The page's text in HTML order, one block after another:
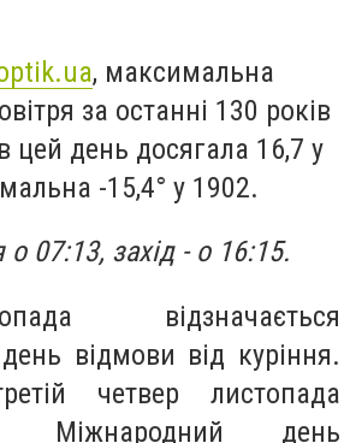
, максимальна
за останні 130 років
цей день досягала 16,7 у
-15,4° у 1902.
о 07:13, захід - о 16:15.
відзначається
відмови від куріння.
четвер листопада
Міжнародний день